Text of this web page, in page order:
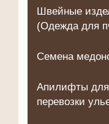
Швейные
(Одежда для
Семена
Апилифты
перевозки